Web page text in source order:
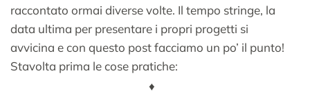
raccontato ormai diverse volte. Il tempo stringe, la
data ultima per presentare i propri progetti si
avvicina e con questo post facciamo un po’ il punto!
Stavolta prima le cose pratiche:
♦